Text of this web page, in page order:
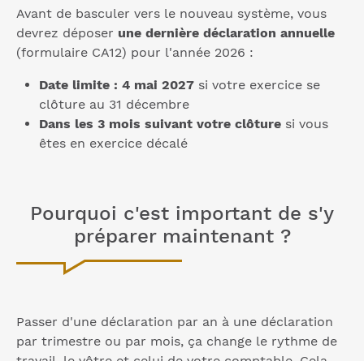
Avant de basculer vers le nouveau système, vous
devrez déposer une dernière déclaration annuelle
(formulaire CA12) pour l'année 2026 :
Date limite : 4 mai 2027 si votre exercice se
clôture au 31 décembre
Dans les 3 mois suivant votre clôture si vous
êtes en exercice décalé
Pourquoi c'est important de s'y
préparer maintenant ?
Passer d'une déclaration par an à une déclaration
par trimestre ou par mois, ça change le rythme de